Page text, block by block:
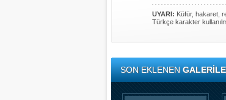
UYARI: Küfür, hakaret,
Türkçe karakter
SON EKLENEN